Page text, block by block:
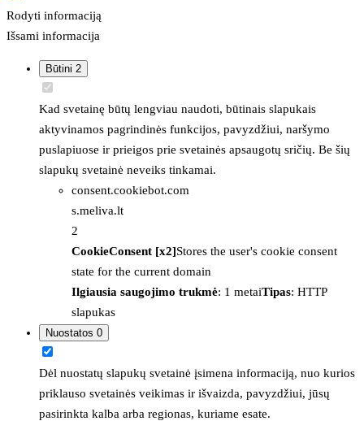
Rodyti informaciją
Išsami informacija
Būtini 2
Kad svetainę būtų lengviau naudoti, būtinais slapukais
aktyvinamos pagrindinės funkcijos, pavyzdžiui, naršymo
puslapiuose ir prieigos prie svetainės apsaugotų sričių. Be šių
slapukų svetainė neveiks tinkamai.
consent.cookiebot.com
s.meliva.lt
2
CookieConsent [x2]Stores the user's cookie consent
state for the current domain
Ilgiausia saugojimo trukmė: 1 metaiTipas: HTTP
slapukas
Nuostatos 0
Dėl nuostatų slapukų svetainė įsimena informaciją, nuo kurios
priklauso svetainės veikimas ir išvaizda, pavyzdžiui, jūsų
pasirinkta kalba arba regionas, kuriame esate.